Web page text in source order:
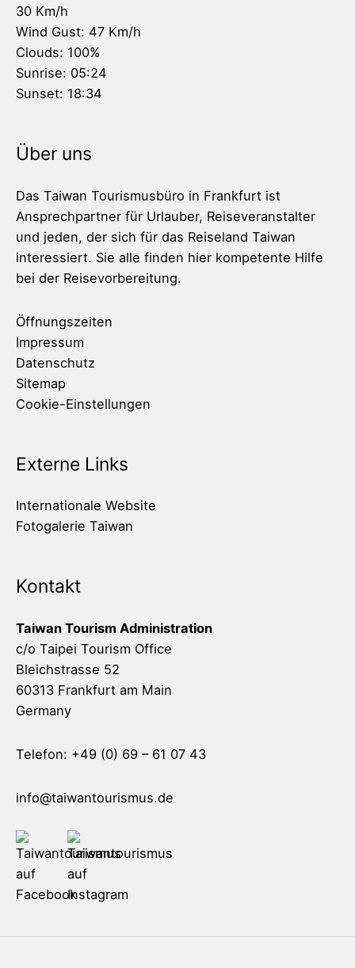
30 Km/h
Wind Gust: 47 Km/h
Clouds: 100%
Sunrise: 05:24
Sunset: 18:34
Über uns
Das Taiwan Tourismusbüro in Frankfurt ist
Ansprechpartner für Urlauber, Reiseveranstalter
und jeden, der sich für das Reiseland Taiwan
interessiert. Sie alle finden hier kompetente Hilfe
bei der Reisevorbereitung.
Öffnungszeiten
Impressum
Datenschutz
Sitemap
Cookie-Einstellungen
Externe Links
Internationale Website
Fotogalerie Taiwan
Kontakt
Taiwan Tourism Administration
c/o Taipei Tourism Office
Bleichstrasse 52
60313 Frankfurt am Main
Germany
Telefon: +49 (0) 69 – 61 07 43
info@taiwantourismus.de